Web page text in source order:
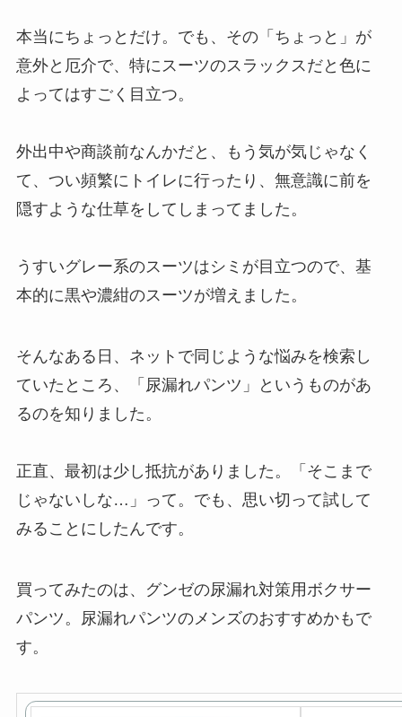
本当にちょっとだけ。でも、その「ちょっと」が
意外と厄介で、特にスーツのスラックスだと色に
よってはすごく目立つ。
外出中や商談前なんかだと、もう気が気じゃなく
て、つい頻繁にトイレに行ったり、無意識に前を
隠すような仕草をしてしまってました。
うすいグレー系のスーツはシミが目立つので、基
本的に黒や濃紺のスーツが増えました。
そんなある日、ネットで同じような悩みを検索し
ていたところ、「尿漏れパンツ」というものがあ
るのを知りました。
正直、最初は少し抵抗がありました。「そこまで
じゃないしな…」って。でも、思い切って試して
みることにしたんです。
買ってみたのは、グンゼの尿漏れ対策用ボクサー
パンツ。尿漏れパンツのメンズのおすすめかもで
す。